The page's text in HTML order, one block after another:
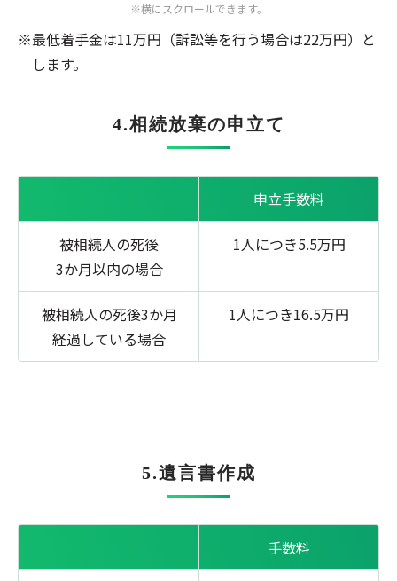
※横にスクロールできます。
最低着手金は11万円（訴訟等を行う場合は22万円）と
します。
4.相続放棄の申立て
申立手数料
被相続人の死後
3か月以内の場合
1人につき5.5万円
被相続人の死後3か月
経過している場合
1人につき16.5万円
5.遺言書作成
手数料